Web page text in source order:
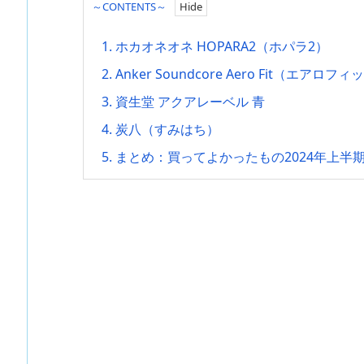
～CONTENTS～
1. ホカオネオネ HOPARA2（ホパラ2）
2. Anker Soundcore Aero Fit（エアロフィッ
3. 資生堂 アクアレーベル 青
4. 炭八（すみはち）
5. まとめ：買ってよかったもの2024年上半期